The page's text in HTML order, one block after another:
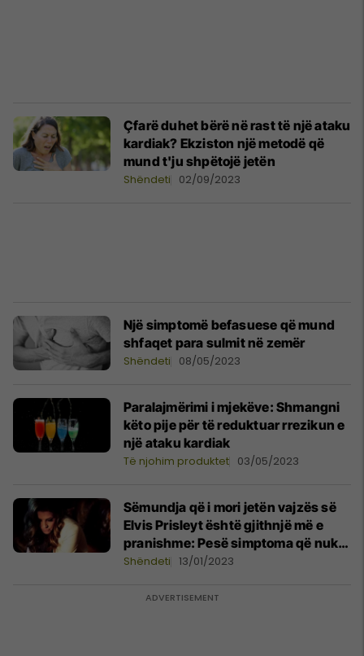
Çfarë duhet bërë në rast të një ataku
kardiak? Ekziston një metodë që
mund t'ju shpëtojë jetën
Shëndeti 02/09/2023
Një simptomë befasuese që mund
shfaqet para sulmit në zemër
Shëndeti 08/05/2023
Paralajmërimi i mjekëve: Shmangni
këto pije për të reduktuar rrezikun e
një ataku kardiak
Të njohim produktet 03/05/2023
Sëmundja që i mori jetën vajzës së
Elvis Prisleyt është gjithnjë më e
pranishme: Pesë simptoma që nuk
duhet t’i injoroni
Shëndeti 13/01/2023